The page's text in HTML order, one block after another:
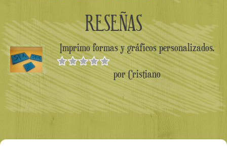
RESEÑAS
Imprimo formas y gráficos personalizados.
Valorado en
5de 5
por Cristiano